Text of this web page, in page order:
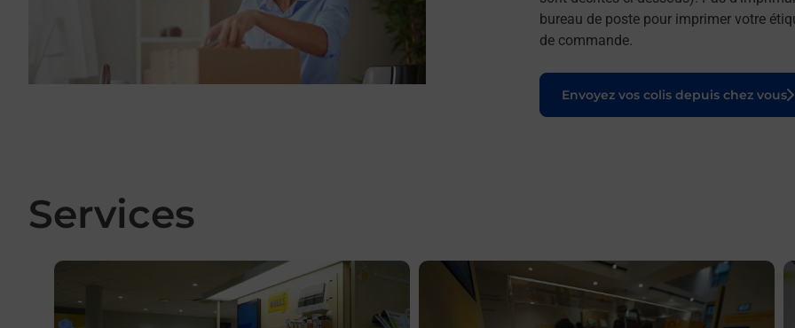
bureau de poste pour imprimer votre
de commande.
Envoyez vos colis depuis chez vous
Le lien s'ouvre dans un nouvel onglet
Services
En savoir plus En savoir plus